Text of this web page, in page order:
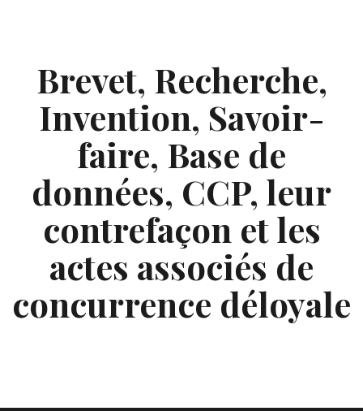
Brevet, Recherche,
Invention, Savoir-
faire, Base de
données, CCP, leur
contrefaçon et les
actes associés de
concurrence déloyale